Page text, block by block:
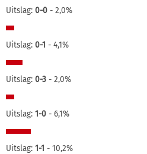
Uitslag: 0-0 - 2,0%
Uitslag: 0-1 - 4,1%
Uitslag: 0-3 - 2,0%
Uitslag: 1-0 - 6,1%
Uitslag: 1-1 - 10,2%